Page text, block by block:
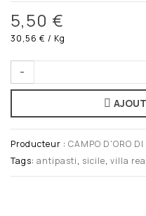
5,50 €
30,56 € / Kg
-
Producteur : CAMPO D'ORO
Tags: antipasti, sicile, villa